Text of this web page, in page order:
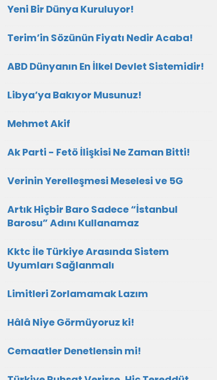
Yeni Bir Dünya Kuruluyor!
Terim’in Sözünün Fiyatı Nedir Acaba!
ABD Dünyanın En İlkel Devlet Sistemidir!
Libya’ya Bakıyor Musunuz!
Mehmet Akif
Ak Parti - Fetö İlişkisi Ne Zaman Bitti!
Verinin Yerelleşmesi Meselesi ve 5G
Artık Hiçbir Baro Sadece “İstanbul
Barosu” Adını Kullanamaz
Kktc İle Türkiye Arasında Sistem
Uyumları Sağlanmalı
Limitleri Zorlamamak Lazım
Hâlâ Niye Görmüyoruz ki!
Cemaatler Denetlensin mi!